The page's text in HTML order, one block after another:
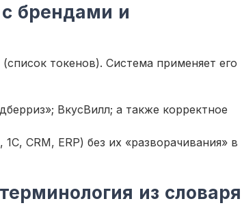
брендами и
токенов). Система применяет его
ВкусВилл; а также корректное
CRM, ERP) без их «разворачивания» в
из словаря